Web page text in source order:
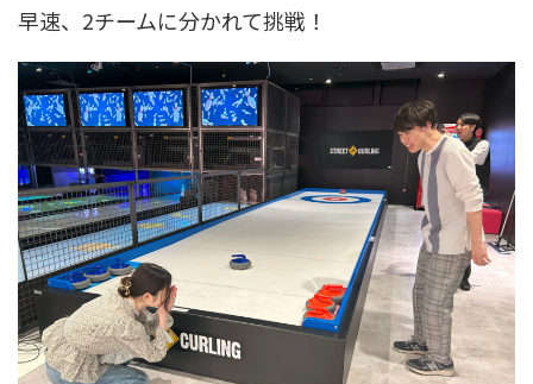
早速、2チームに分かれて挑戦！